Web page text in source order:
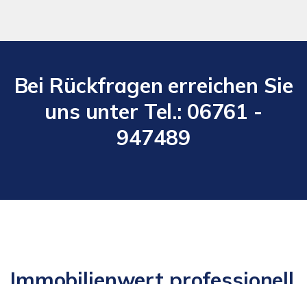
Bei Rückfragen erreichen Sie
uns unter Tel.: 06761 -
947489